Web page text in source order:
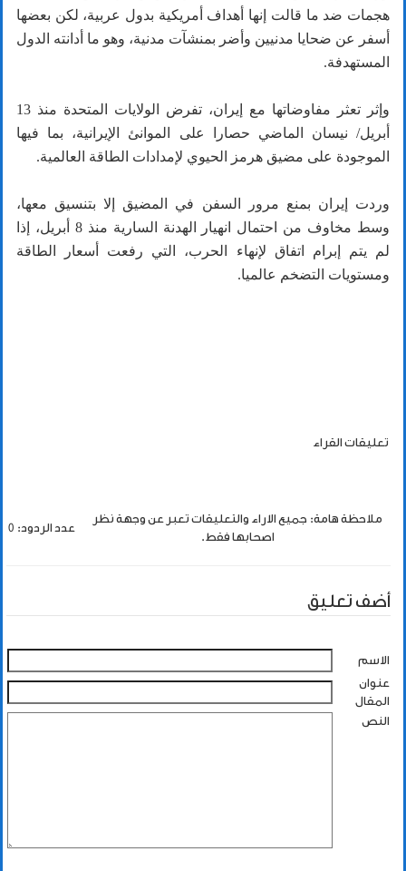
هجمات ضد ما قالت إنها أهداف أمريكية بدول عربية، لكن بعضها
أسفر عن ضحايا مدنيين وأضر بمنشآت مدنية، وهو ما أدانته الدول
المستهدفة.
وإثر تعثر مفاوضاتها مع إيران، تفرض الولايات المتحدة منذ 13
أبريل/ نيسان الماضي حصارا على الموانئ الإيرانية، بما فيها
الموجودة على مضيق هرمز الحيوي لإمدادات الطاقة العالمية.
وردت إيران بمنع مرور السفن في المضيق إلا بتنسيق معها،
وسط مخاوف من احتمال انهيار الهدنة السارية منذ 8 أبريل، إذا
لم يتم إبرام اتفاق لإنهاء الحرب، التي رفعت أسعار الطاقة
ومستويات التضخم عالميا.
تعليقات القراء
ملاحظة هامة: جميع الاراء والتعليقات تعبر عن وجهة نظر
اصحابها فقط.
عدد الردود: 0
أضف تعليق
الاسم
عنوان
المقال
النص